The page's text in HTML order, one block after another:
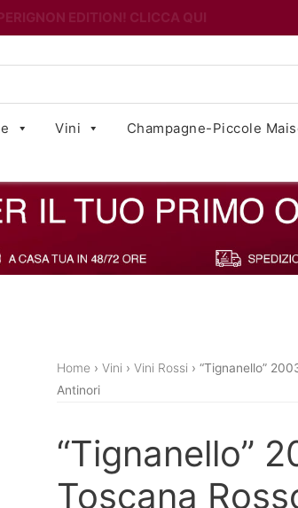
EDITION! CLICCA QUI
Vini Champagne-Piccole
Home ›Vini ›Vini Rossi › “Tignanello”
Antinori
“Tignanello”
Toscana